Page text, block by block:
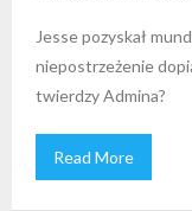
Jesse pozyskał
niepostrzeżenie
twierdzy Admina?
Read More